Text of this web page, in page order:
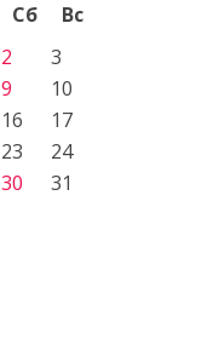
Сб
Вс
2
3
9
10
16
17
23
24
30 31